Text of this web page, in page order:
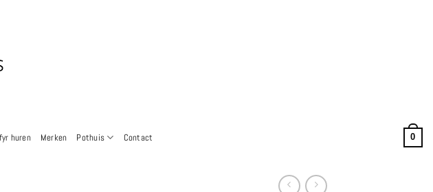
huren Merken Pothuis Contact 0